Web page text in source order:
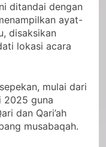
ditandai dengan
ayat-
disaksikan
lokasi acara
mulai dari
2025 guna
dan Qari’ah
musabaqah.